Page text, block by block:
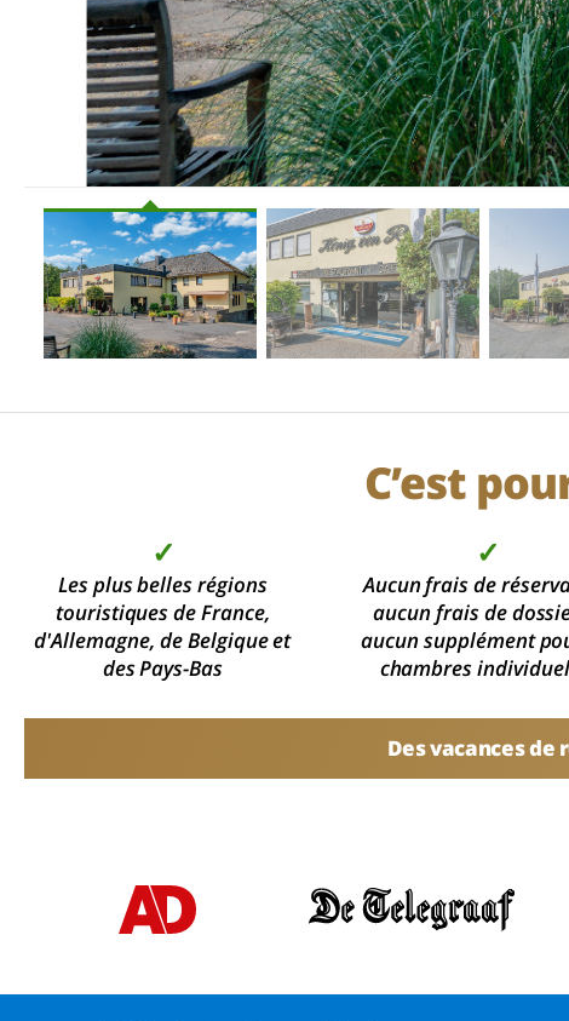
C’est
✓
Les plus belles régions
touristiques de France,
d'Allemagne, de Belgique et
des Pays-Bas
✓
Aucun frais de
aucun frais de
aucun supplément
chambres
Des vacances